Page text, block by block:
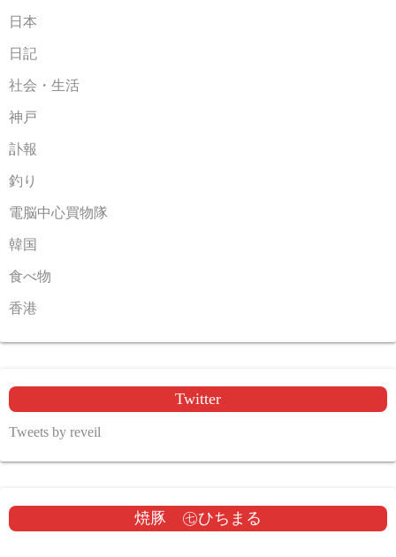
日本
日記
社会・生活
神戸
訃報
釣り
電脳中心買物隊
韓国
食べ物
香港
Twitter
Tweets by reveil
焼豚 ㊆ひちまる